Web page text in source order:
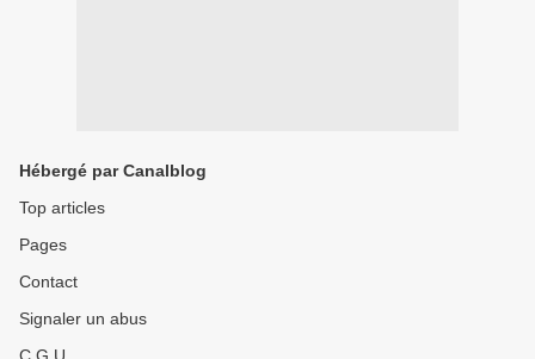
Hébergé par Canalblog
Top articles
Pages
Contact
Signaler un abus